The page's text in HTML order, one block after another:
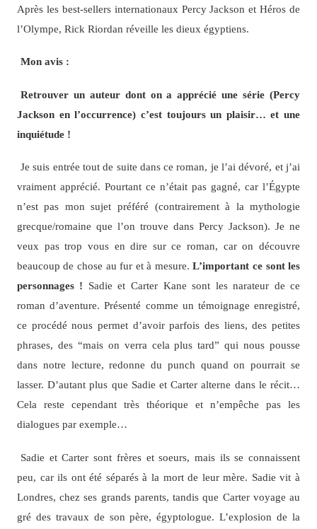
Après les best-sellers internationaux Percy Jackson et Héros de
l’Olympe, Rick Riordan réveille les dieux égyptiens.
Mon avis :
Retrouver un auteur dont on a apprécié une série (Percy
Jackson en l’occurrence) c’est toujours un plaisir… et une
inquiétude !
Je suis entrée tout de suite dans ce roman, je l’ai dévoré, et j’ai
vraiment apprécié. Pourtant ce n’était pas gagné, car l’Égypte
n’est pas mon sujet préféré (contrairement à la mythologie
grecque/romaine que l’on trouve dans Percy Jackson). Je ne
veux pas trop vous en dire sur ce roman, car on découvre
beaucoup de chose au fur et à mesure.L’important ce sont les
personnages ! Sadie et Carter Kane sont les narateur de ce
roman d’aventure. Présenté comme un témoignage enregistré,
ce procédé nous permet d’avoir parfois des liens, des petites
phrases, des “mais on verra cela plus tard” qui nous pousse
dans notre lecture, redonne du punch quand on pourrait se
lasser. D’autant plus que Sadie et Carter alterne dans le récit…
Cela reste cependant très théorique et n’empêche pas les
dialogues par exemple…
Sadie et Carter sont frères et soeurs, mais ils se connaissent
peu, car ils ont été séparés à la mort de leur mère. Sadie vit à
Londres, chez ses grands parents, tandis que Carter voyage au
gré des travaux de son père, égyptologue. L’explosion de la